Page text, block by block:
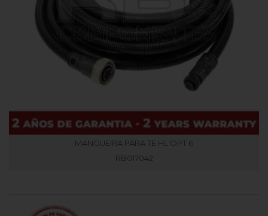
MANGUEIRA PARA TE HL OPT 6
RB017042